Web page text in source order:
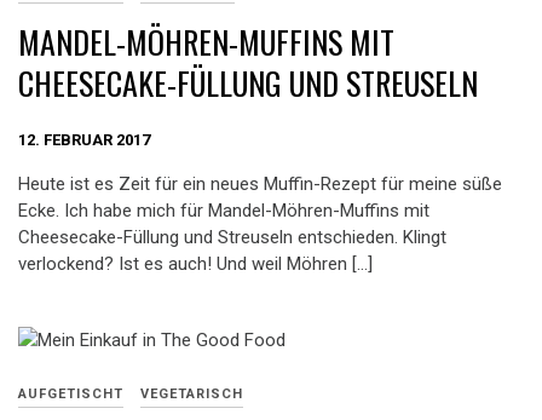
MANDEL-MÖHREN-MUFFINS MIT
CHEESECAKE-FÜLLUNG UND STREUSELN
12. FEBRUAR 2017
Heute ist es Zeit für ein neues Muffin-Rezept für meine süße
Ecke. Ich habe mich für Mandel-Möhren-Muffins mit
Cheesecake-Füllung und Streuseln entschieden. Klingt
verlockend? Ist es auch! Und weil Möhren […]
AUFGETISCHT VEGETARISCH